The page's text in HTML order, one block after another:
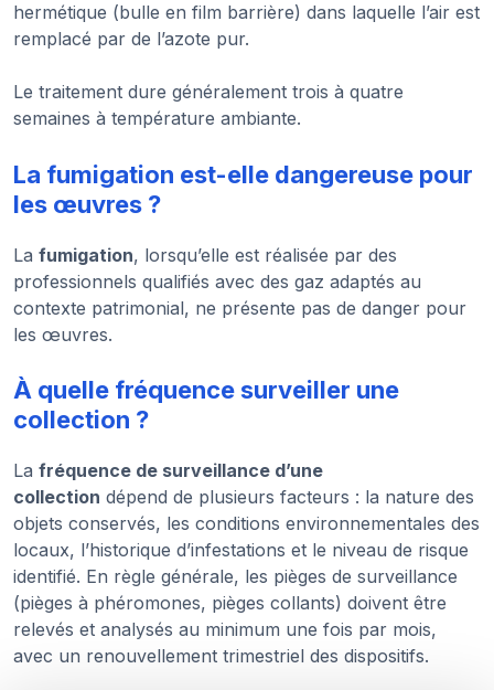
hermétique (bulle en film barrière) dans laquelle l’air est
remplacé par de l’azote pur.
Le traitement dure généralement trois à quatre
semaines à température ambiante.
La fumigation est-elle dangereuse pour
les œuvres ?
La fumigation, lorsqu’elle est réalisée par des
professionnels qualifiés avec des gaz adaptés au
contexte patrimonial, ne présente pas de danger pour
les œuvres.
À quelle fréquence surveiller une
collection ?
La fréquence de surveillance d’une
collection dépend de plusieurs facteurs : la nature des
objets conservés, les conditions environnementales des
locaux, l’historique d’infestations et le niveau de risque
identifié. En règle générale, les pièges de surveillance
(pièges à phéromones, pièges collants) doivent être
relevés et analysés au minimum une fois par mois,
avec un renouvellement trimestriel des dispositifs.